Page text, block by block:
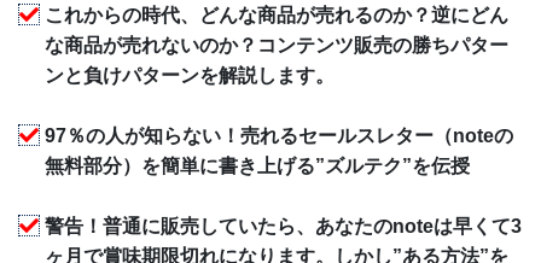
これからの時代、どんな商品が売れるのか？逆にどん
な商品が売れないのか？コンテンツ販売の勝ちパター
ンと負けパターンを解説します。
97％の人が知らない！売れるセールスレター（noteの
無料部分）を簡単に書き上げる”ズルテク”を伝授
警告！普通に販売していたら、あなたのnoteは早くて3
ヶ月で賞味期限切れになります。しかし”ある方法”を